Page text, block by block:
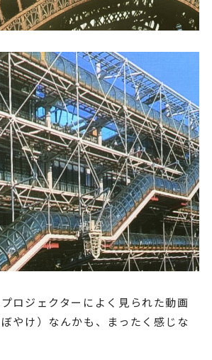
ロジェクターによく見られた動画
やけ）なんかも、まったく感じな